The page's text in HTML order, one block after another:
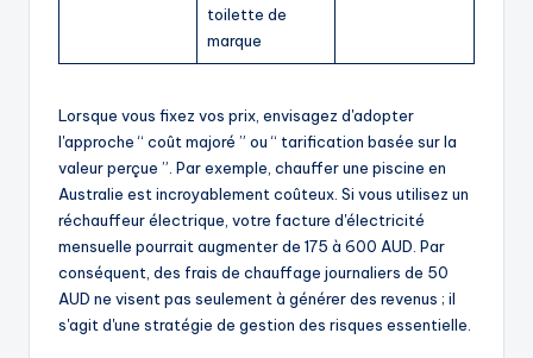
toilette de
marque
Lorsque vous fixez vos prix, envisagez d'adopter
l'approche “ coût majoré ” ou “ tarification basée sur la
valeur perçue ”. Par exemple, chauffer une piscine en
Australie est incroyablement coûteux. Si vous utilisez un
réchauffeur électrique, votre facture d'électricité
mensuelle pourrait augmenter de 175 à 600 AUD. Par
conséquent, des frais de chauffage journaliers de 50
AUD ne visent pas seulement à générer des revenus ; il
s'agit d'une stratégie de gestion des risques essentielle.